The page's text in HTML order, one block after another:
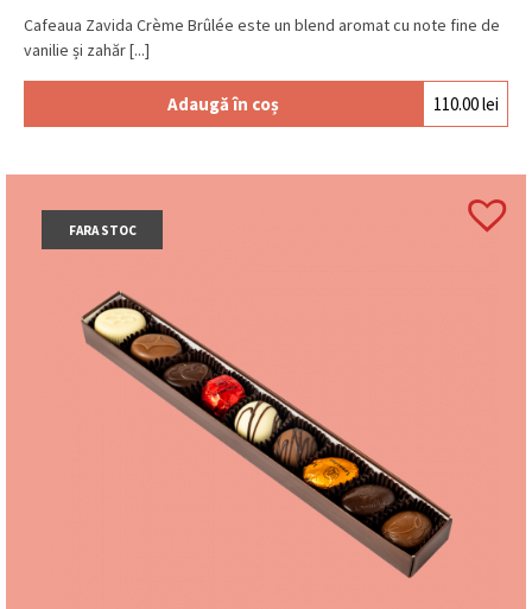
Cafeaua Zavida Crème Brûlée este un blend aromat cu note fine de
vanilie și zahăr [...]
Adaugă în coș 110.00lei
FARA STOC